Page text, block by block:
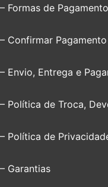
– Formas de Pagamento
– Confirmar Pagamento
– Envio, Entrega e
– Política de Troca,
– Política de
– Garantias